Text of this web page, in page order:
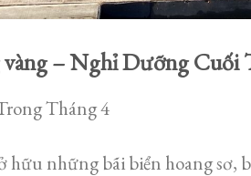
vàng – Nghỉ Dưỡng
Tháng 4
hữu những bãi biển hoang sơ,